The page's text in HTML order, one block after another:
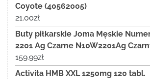
Coyote (40562005)
21.00zł
Buty piłkarskie Joma Męskie
2201 Ag Czarne N10W2201Ag
159.99zł
Activita HMB XXL 1250mg 120 tabl.